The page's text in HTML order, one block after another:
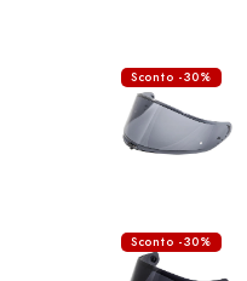
Sconto -30%
Sconto -30%